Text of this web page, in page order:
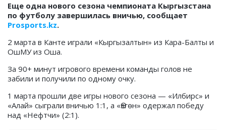
Еще одна нового сезона чемпионата Кыргызстана
по футболу завершилась вничью, сообщает
Prosports.kz.
2 марта в Канте играли «Кыргызалтын» из Кара-Балты и
ОшМУ из Оша.
За 90+ минут игрового времени команды голов не
забили и получили по одному очку.
1 марта прошли две игры нового сезона — «Илбирс» и
«Алай» сыграли вничью 1:1, а «Өзгөн» одержал победу
над «Нефтчи» (2:1).